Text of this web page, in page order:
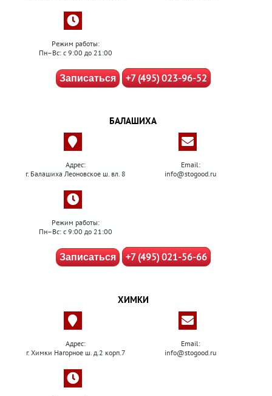
Режим работы:
Пн–Вс: с 9:00 до 21:00
Записаться +7 (495) 023-96-52
БАЛАШИХА
Адрес:
г. Балашиха Леоновское ш. вл. 8
Email:
info@stogood.ru
Режим работы:
Пн–Вс: с 9:00 до 21:00
Записаться +7 (495) 021-56-66
ХИМКИ
Адрес:
г. Химки Нагорное ш. д.2 корп.7
Email:
info@stogood.ru